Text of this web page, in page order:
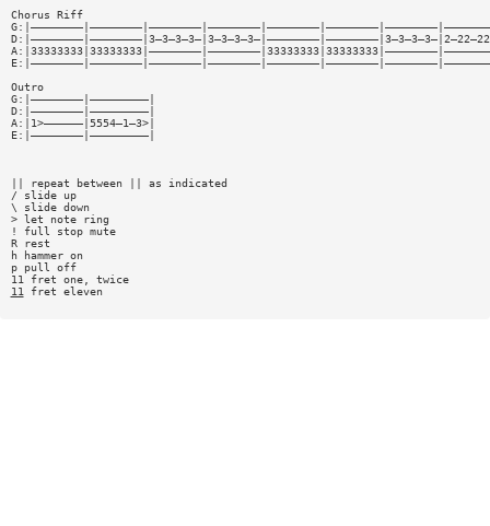
Chorus Riff
Outro
G:|————————|—————————|
D:|————————|—————————|
A:|1>——————|5554—1—3>|
E:|————————|—————————|
|| repeat between || as indicated
/ slide up
\ slide down
> let note ring
! full stop mute
R rest
h hammer on
p pull off
11 fret one, twice
11
fret eleven